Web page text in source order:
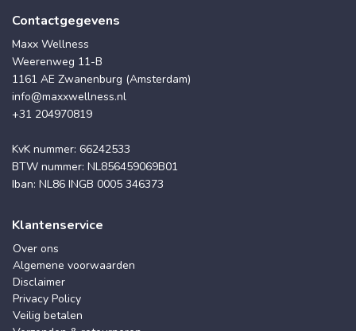
Contactgegevens
Maxx Wellness
Weerenweg 11-B
1161 AE Zwanenburg (Amsterdam)
info@maxxwellness.nl
+31 204970819
KvK nummer: 66242533
BTW nummer: NL856459069B01
Iban: NL86 INGB 0005 346373
Klantenservice
Over ons
Algemene voorwaarden
Disclaimer
Privacy Policy
Veilig betalen